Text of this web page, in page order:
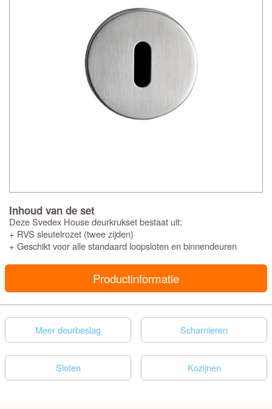
Inhoud van de set
Deze Svedex House deurkrukset bestaat uit:
+ RVS sleutelrozet (twee zijden)
+ Geschikt voor alle standaard loopsloten en binnendeuren
Productinformatie
Meer deurbeslag Scharnieren
Sloten Kozijnen